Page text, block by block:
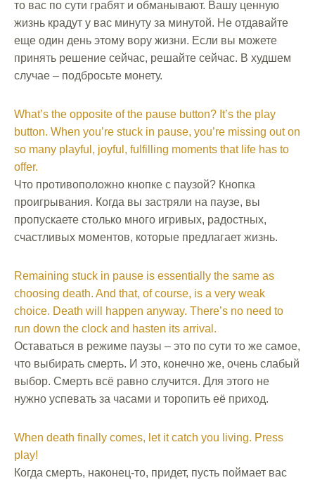
то вас по сути грабят и обманывают. Вашу ценную
жизнь крадут у вас минуту за минутой. Не отдавайте
еще один день этому вору жизни. Если вы можете
принять решение сейчас, решайте сейчас. В худшем
случае – подбросьте монету.
What’s the opposite of the pause button? It’s the play
button. When you’re stuck in pause, you’re missing out on
so many playful, joyful, fulfilling moments that life has to
offer.
Что противоположно кнопке с паузой? Кнопка
проигрывания. Когда вы застряли на паузе, вы
пропускаете столько много игривых, радостных,
счастливых моментов, которые предлагает жизнь.
Remaining stuck in pause is essentially the same as
choosing death. And that, of course, is a very weak
choice. Death will happen anyway. There’s no need to
run down the clock and hasten its arrival.
Оставаться в режиме паузы – это по сути то же самое,
что выбирать смерть. И это, конечно же, очень слабый
выбор. Смерть всё равно случится. Для этого не
нужно успевать за часами и торопить её приход.
When death finally comes, let it catch you living. Press
play!
Когда смерть, наконец-то, придет, пусть поймает вас